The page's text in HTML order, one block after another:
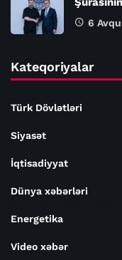
6
Kateqoriyalar
Türk Dövlətləri
Siyasət
İqtisadiyyat
Dünya xəbərləri
Energetika
Video xəbər